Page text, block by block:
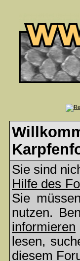
Sie sind
Hilfe des
Sie
nutzen.
informieren
lesen,
diesem